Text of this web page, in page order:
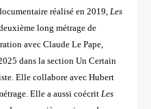
réalisé en 2019, Les
long métrage de
avec Claude Le Pape,
dans la section Un Certain
Elle collabore avec Hubert
Elle a aussi coécrit Les